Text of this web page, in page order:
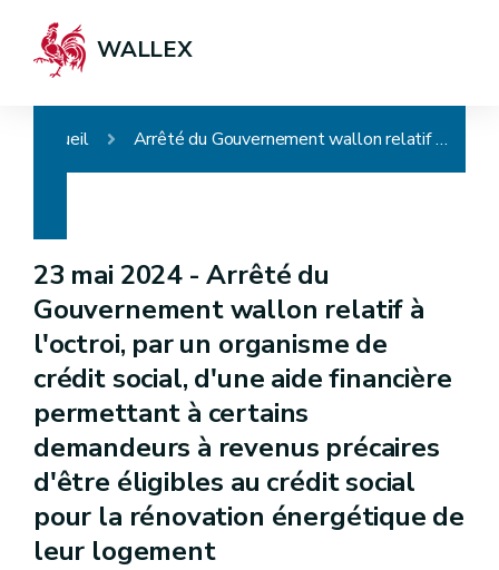
WALLEX
Accueil Arrêté du Gouvernement wallon relatif à l'octroi, par un organisme de crédit social, d'une aide financière permettant à certains demandeurs à revenus précaires d'être éligibles au crédit social pour la rénovation énergétique de leur logement
23 mai 2024 -Arrêté du
Gouvernement wallon relatif à
l'octroi, par un organisme de
crédit social, d'une aide financière
permettant à certains
demandeurs à revenus précaires
d'être éligibles au crédit social
pour la rénovation énergétique de
leur logement